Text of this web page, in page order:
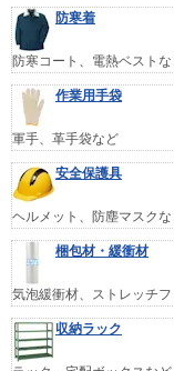
防寒着
防寒コート、電熱ベスト
作業用手袋
軍手、革手袋など
安全保護具
ヘルメット、防塵マスク
梱包材・緩衝材
気泡緩衝材、ストレッチ
収納ラック